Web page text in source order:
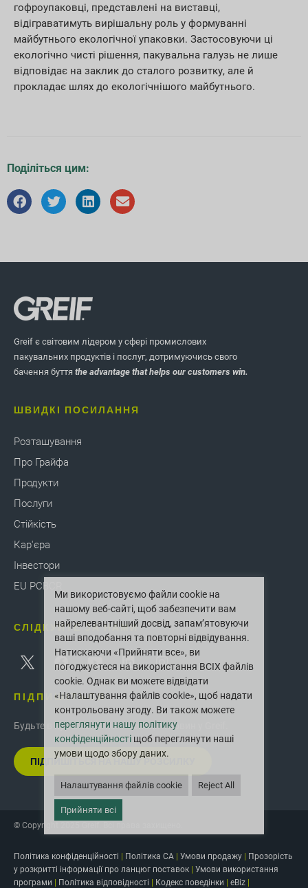
гофроупаковці, представлені на виставці,
відіграватимуть вирішальну роль у формуванні
майбутнього екологічної упаковки. Застосовуючи ці
екологічно чисті рішення, пакувальна галузь не лише
відповідає на заклик до сталого розвитку, але й
прокладає шлях до екологічнішого майбутнього.
Поділіться цим:
Greif є світовим лідером у сфері промислових
пакувальних продуктів і послуг, дотримуючись свого
бачення буття the advantage that helps our customers win.
ШВИДКІ ПОСИЛАННЯ
Розташування
Про Грайфа
Продукти
Послуги
Стійкість
Кар'єра
Інвестори
EU PCBCR
СЛІДКУЙТЕ ЗА НАМИ
ПІДПИШІТЬСЯ
Будьте в курсі останніх інновацій і новин у Greif.
ПІДПИШІТЬСЯ НА НАШУ РОЗСИЛКУ
© Copyright 2025 Greif. Всі права захищено.
Політика конфіденційності Політика CA Умови продажу
Прозорість
у розкритті інформації про ланцюг поставок
Умови використання
програми
Політика відповідності Кодекс поведінки eBiz
Ми використовуємо файли cookie на
нашому веб-сайті, щоб забезпечити вам
найрелевантніший досвід, запам’ятовуючи
ваші вподобання та повторні відвідування.
Натискаючи «Прийняти все», ви
погоджуєтеся на використання ВСІХ файлів
cookie. Однак ви можете відвідати
«Налаштування файлів cookie», щоб надати
контрольовану згоду. Ви також можете
переглянути нашу політику
конфіденційності щоб переглянути наші
умови щодо збору даних.
Налаштування файлів cookie Reject All
Прийняти всі